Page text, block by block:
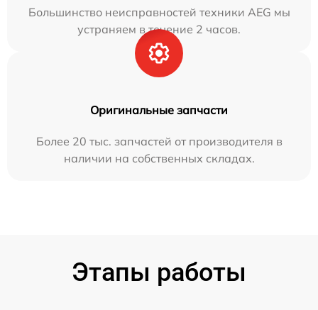
Большинство неисправностей техники AEG мы
устраняем в течение 2 часов.
Оригинальные запчасти
Более 20 тыс. запчастей от производителя в
наличии на собственных складах.
Этапы работы